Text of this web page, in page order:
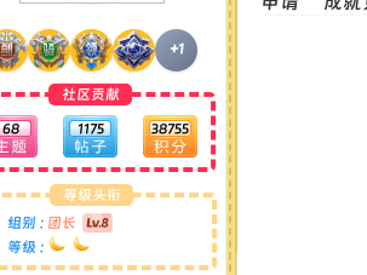
+1
社区贡献
68 1175 38755
等级头衔
组别 : 团长
等级 :